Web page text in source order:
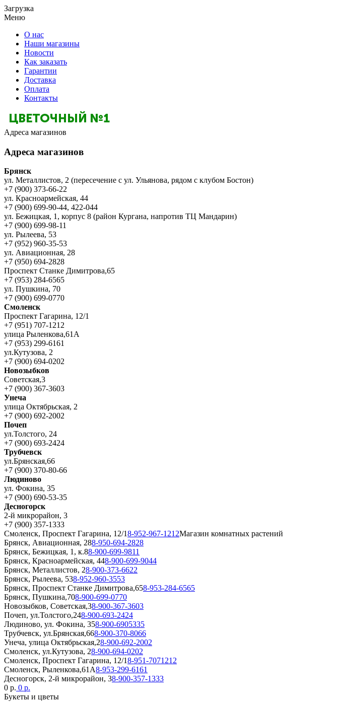
Загрузка
Меню
О нас
Наши магазины
Новости
Как заказать
Гарантии
Доставка
Оплата
Контакты
Адреса магазинов
Адреса магазинов
Брянск
ул. Металлистов, 2 (пересечение с ул. Ульянова, рядом с клубом Бостон)
+7 (900) 373-66-22
ул. Красноармейская, 44
+7 (900) 699-90-44, 422-044
ул. Бежицкая, 1, корпус 8 (район Кургана, напротив ТЦ Мандарин)
+7 (900) 699-98-11
ул. Рылеева, 53
+7 (952) 960-35-53
ул. Авиационная, 28
+7 (950) 694-2828
Проспект Станке Димитрова,65
+7 (953) 284-6565
ул. Пушкина, 70
+7 (900) 699-0770
Смоленск
Проспект Гагарина, 12/1
+7 (951) 707-1212
улица Рыленкова,61А
+7 (953) 299-6161
ул.Кутузова, 2
+7 (900) 694-0202
Новозыбков
Советская,3
+7 (900) 367-3603
Унеча
улица Октябрьская, 2
+7 (900) 692-2002
Почеп
ул.Толстого, 24
+7 (900) 693-2424
Трубчевск
ул.Брянская,66
+7 (900) 370-80-66
Людиново
ул. Фокина, 35
+7 (900) 690-53-35
Десногорск
2-й микрорайон, 3
+7 (900) 357-1333
Смоленск, Проспект Гагарина, 12/18-952-967-1212Магазин комнатных растений
Брянск, Авиационная, 288-950-694-2828
Брянск, Бежицкая, 1, к.88-900-699-9811
Брянск, Красноармейская, 448-900-699-9044
Брянск, Металлистов, 28-900-373-6622
Брянск, Рылеева, 538-952-960-3553
Брянск, Проспект Станке Димитрова,658-953-284-6565
Брянск, Пушкина,708-900-699-0770
Новозыбков, Советская,38-900-367-3603
Почеп, ул.Толстого,248-900-693-2424
Людиново, ул. Фокина, 358-900-6905335
Трубчевск, ул.Брянская,668-900-370-8066
Унеча, улица Октябрьская,28-900-692-2002
Смоленск, ул.Кутузова, 28-900-694-0202
Смоленск, Проспект Гагарина, 12/18-951-7071212
Смоленск, Рыленкова,61А8-953-299-6161
Десногорск, 2-й микрорайон, 38-900-357-1333
0 р. 0 р.
Букеты и цветы